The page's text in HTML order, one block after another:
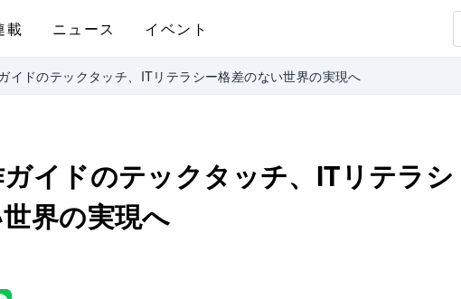
載 ニュース イベント
イドのテックタッチ、ITリテラシー格差のない世界の実現へ
イドのテックタッチ、ITリテラシ
界の実現へ